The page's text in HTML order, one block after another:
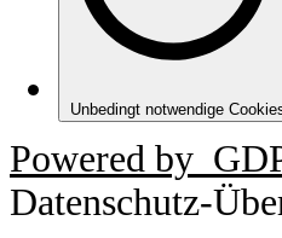
Unbedingt notwendige
Powered by
Datenschutz-